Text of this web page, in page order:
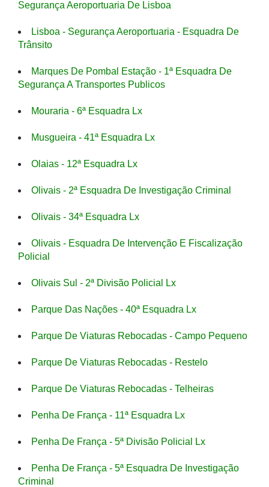
Segurança Aeroportuaria De Lisboa
Lisboa - Segurança Aeroportuaria - Esquadra De
Trânsito
Marques De Pombal Estação - 1ª Esquadra De
Segurança A Transportes Publicos
Mouraria - 6ª Esquadra Lx
Musgueira - 41ª Esquadra Lx
Olaias - 12ª Esquadra Lx
Olivais - 2ª Esquadra De Investigação Criminal
Olivais - 34ª Esquadra Lx
Olivais - Esquadra De Intervenção E Fiscalização
Policial
Olivais Sul - 2ª Divisão Policial Lx
Parque Das Nações - 40ª Esquadra Lx
Parque De Viaturas Rebocadas - Campo Pequeno
Parque De Viaturas Rebocadas - Restelo
Parque De Viaturas Rebocadas - Telheiras
Penha De França - 11ª Esquadra Lx
Penha De França - 5ª Divisão Policial Lx
Penha De França - 5ª Esquadra De Investigação
Criminal